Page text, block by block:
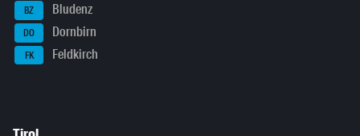
BZ Bludenz
DO Dornbirn
FK Feldkirch